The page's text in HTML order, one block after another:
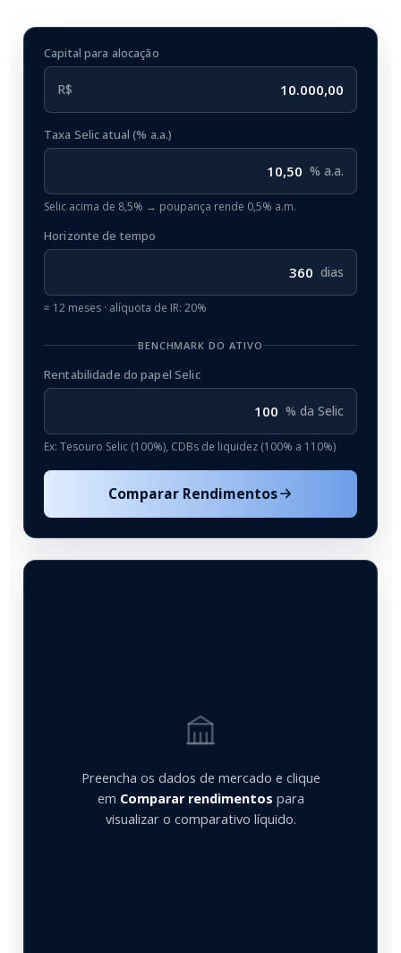
Capital para alocação
R$
Taxa Selic atual (% a.a.)
% a.a.
Selic acima de 8,5% → poupança rende 0,5% a.m.
Horizonte de tempo
dias
≈ 12 meses · alíquota de IR: 20%
BENCHMARK DO ATIVO
Rentabilidade do papel Selic
% da Selic
Ex: Tesouro Selic (100%), CDBs de liquidez (100% a 110%)
Comparar Rendimentos
Preencha os dados de mercado e clique
em Comparar rendimentos para
visualizar o comparativo líquido.